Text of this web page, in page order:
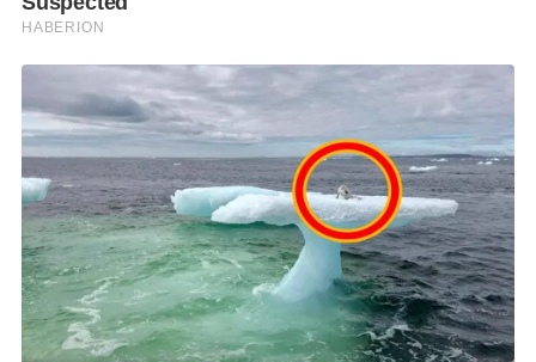
แข่งขันกอลฟ์รายการ Honda LPGA Thailand 2021 ณ
จัดการแข่งขันฯ วันที่ 3 – 9 พ.ค. 2564 ทั้งนี้ จำนวนของผู้
เข้าชมต้องขึ้นอยู่กับสถานการณ์การแพร่ระบาดของโค
วิด–19 ในห้วงเวลาดังกล่าวด้วย
ในตอนท้าย โฆษก ศบค. ตอบคำถามสื่อมวลชนกรณี
แนวทางการลดระยะเวลากักตัว และเพิ่มการตรวจหาเชื้อ
โควิด-19 จาก 2 ครั้งเป็น 3 ครั้ง ซึ่งกระทรวงสาธารณสุข
จะนำผลการทดลองประเมินผลในช่วง 1 เดือนไป
พิจารณาเพื่อหาทิศทางเพิ่มเติม และในส่วนของการ